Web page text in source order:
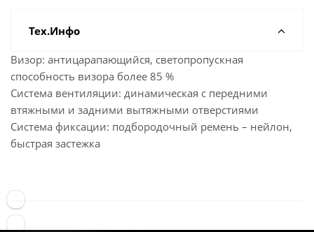
Тех.Инфо
Визор: антицарапающийся, светопропускная
способность визора более 85 %
Система вентиляции: динамическая с передними
втяжными и задними вытяжными отверстиями
Система фиксации: подбородочный ремень – нейлон,
быстрая застежка